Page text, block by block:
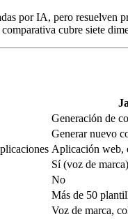
por IA, pero resuelven
cubre siete
Generación de
Generar nuevo
Aplicación web,
Sí (voz de marca)
No
Más de 50
Voz de marca,